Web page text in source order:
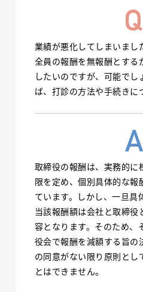
業績が悪化してしまいまし
全員の報酬を無報酬とする
したいのですが、可能でし
ば、打診の方法や手続きに
取締役の報酬は、実務的に
限を定め、個別具体的な報
ています。しかし、一旦具
当該報酬額は会社と取締役
容となります。そのため、
役会で報酬を減額する旨の
の同意がない限り原則とし
とはできません。